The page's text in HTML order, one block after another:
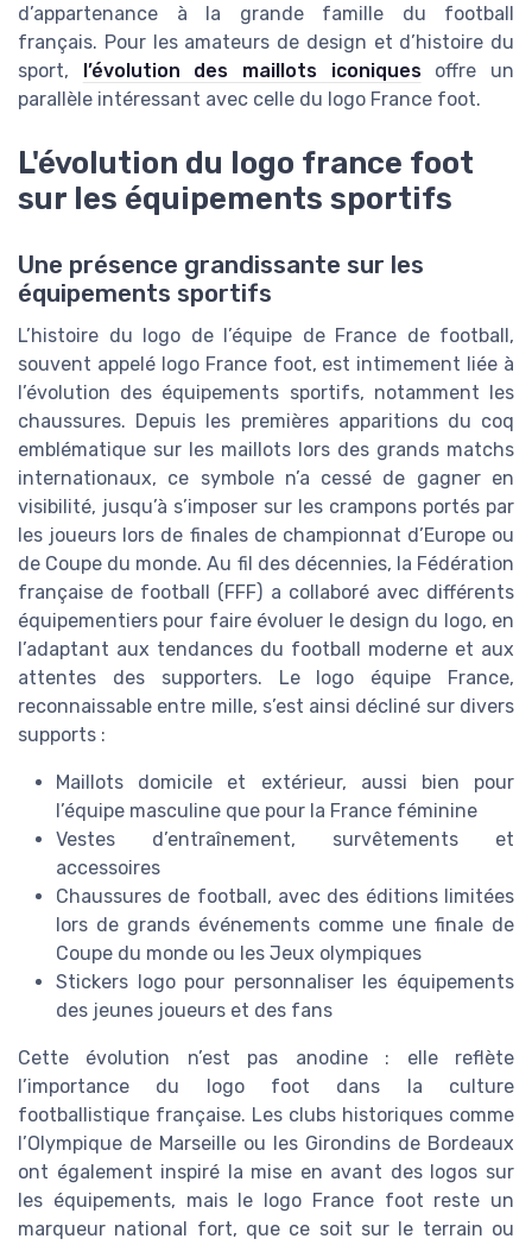
d’appartenance à la grande famille du football
français. Pour les amateurs de design et d’histoire du
sport, l’évolution des maillots iconiquesoffre un
parallèle intéressant avec celle du logo France foot.
L'évolution du logo france foot
sur les équipements sportifs
Une présence grandissante sur les
équipements sportifs
L’histoire du logo de l’équipe de France de football,
souvent appelé logo France foot, est intimement liée à
l’évolution des équipements sportifs, notamment les
chaussures. Depuis les premières apparitions du coq
emblématique sur les maillots lors des grands matchs
internationaux, ce symbole n’a cessé de gagner en
visibilité, jusqu’à s’imposer sur les crampons portés par
les joueurs lors de finales de championnat d’Europe ou
de Coupe du monde. Au fil des décennies, la Fédération
française de football (FFF) a collaboré avec différents
équipementiers pour faire évoluer le design du logo, en
l’adaptant aux tendances du football moderne et aux
attentes des supporters. Le logo équipe France,
reconnaissable entre mille, s’est ainsi décliné sur divers
supports :
Maillots domicile et extérieur, aussi bien pour
l’équipe masculine que pour la France féminine
Vestes d’entraînement, survêtements et
accessoires
Chaussures de football, avec des éditions limitées
lors de grands événements comme une finale de
Coupe du monde ou les Jeux olympiques
Stickers logo pour personnaliser les équipements
des jeunes joueurs et des fans
Cette évolution n’est pas anodine : elle reflète
l’importance du logo foot dans la culture
footballistique française. Les clubs historiques comme
l’Olympique de Marseille ou les Girondins de Bordeaux
ont également inspiré la mise en avant des logos sur
les équipements, mais le logo France foot reste un
marqueur national fort, que ce soit sur le terrain ou